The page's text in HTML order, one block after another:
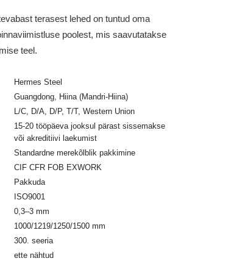
terasest lehed on tuntud oma
poolest, mis saavutatakse
teel.
Hermes Steel
Guangdong, Hiina (Mandri-Hiina)
L/C, D/A, D/P, T/T, Western Union
15-20 tööpäeva jooksul pärast sissemakse
või akreditiivi laekumist
Standardne merekõlblik pakkimine
CIF CFR FOB EXWORK
Pakkuda
ISO9001
0,3–3 mm
1000/1219/1250/1500 mm
300. seeria
ette nähtud